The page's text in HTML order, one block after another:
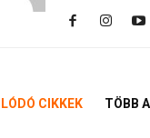
CIKKEK TÖBB